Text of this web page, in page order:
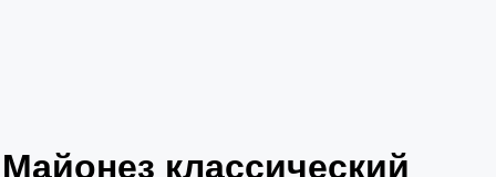
Майонез классический